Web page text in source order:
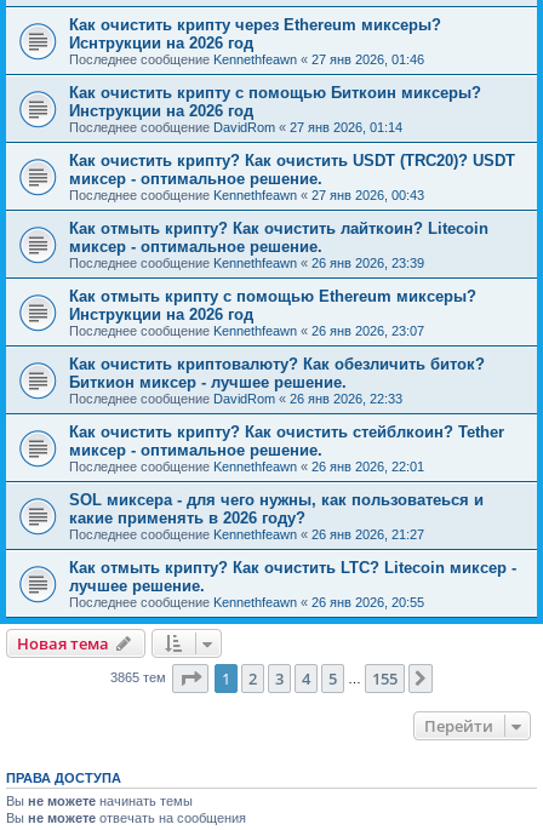
Как очистить крипту через Ethereum миксеры?
Иснтрукции на 2026 год
Последнее сообщение Kennethfeawn « 27 янв 2026, 01:46
Как очистить крипту с помощью Биткоин миксеры?
Инструкции на 2026 год
Последнее сообщение DavidRom « 27 янв 2026, 01:14
Как очистить крипту? Как очистить USDT (TRC20)? USDT
миксер - оптимальное решение.
Последнее сообщение Kennethfeawn « 27 янв 2026, 00:43
Как отмыть крипту? Как очистить лайткоин? Litecoin
миксер - оптимальное решение.
Последнее сообщение Kennethfeawn « 26 янв 2026, 23:39
Как отмыть крипту с помощью Ethereum миксеры?
Инструкции на 2026 год
Последнее сообщение Kennethfeawn « 26 янв 2026, 23:07
Как очистить криптовалюту? Как обезличить биток?
Биткион миксер - лучшее решение.
Последнее сообщение DavidRom « 26 янв 2026, 22:33
Как очистить крипту? Как очистить стейблкоин? Tether
миксер - оптимальное решение.
Последнее сообщение Kennethfeawn « 26 янв 2026, 22:01
SOL миксера - для чего нужны, как пользоватеься и
какие применять в 2026 году?
Последнее сообщение Kennethfeawn « 26 янв 2026, 21:27
Как отмыть крипту? Как очистить LTC? Litecoin миксер -
лучшее решение.
Последнее сообщение Kennethfeawn « 26 янв 2026, 20:55
Новая тема
3865 тем Страница из 155
1 2 3 4 5 155
Перейти
ПРАВА ДОСТУПА
Вы не можете начинать темы
Вы не можете отвечать на сообщения